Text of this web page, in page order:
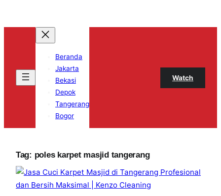
Beranda
Jakarta
Bekasi
Depok
Tangerang
Bogor
Watch
Tag: poles karpet masjid tangerang